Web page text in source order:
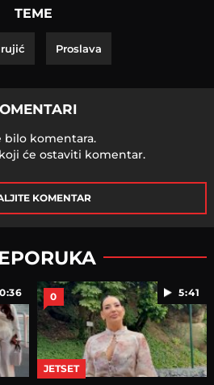
TEME
Proslava
bilo komentara.
će ostaviti komentar.
KOMENTAR
0:36 5:41
0
JETSET